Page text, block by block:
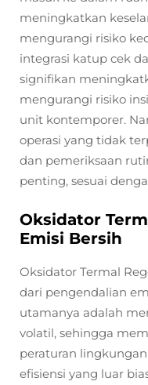
meningkatkan
mengurangi risiko
integrasi katup cek
signifikan
mengurangi risiko
unit kontemporer.
operasi yang tidak
dan pemeriksaan
penting, sesuai
Oksidator
Emisi Bersih
Oksidator Termal
dari pengendalian
utamanya adalah
volatil, sehingga
peraturan
efisiensi yang luar